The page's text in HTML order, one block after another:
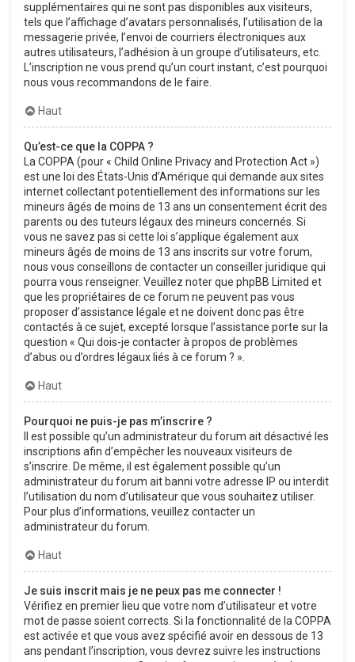
supplémentaires qui ne sont pas disponibles aux visiteurs,
tels que l’affichage d’avatars personnalisés, l’utilisation de la
messagerie privée, l’envoi de courriers électroniques aux
autres utilisateurs, l’adhésion à un groupe d’utilisateurs, etc.
L’inscription ne vous prend qu’un court instant, c’est pourquoi
nous vous recommandons de le faire.
Haut
Qu’est-ce que la COPPA ?
La COPPA (pour « Child Online Privacy and Protection Act »)
est une loi des États-Unis d’Amérique qui demande aux sites
internet collectant potentiellement des informations sur les
mineurs âgés de moins de 13 ans un consentement écrit des
parents ou des tuteurs légaux des mineurs concernés. Si
vous ne savez pas si cette loi s’applique également aux
mineurs âgés de moins de 13 ans inscrits sur votre forum,
nous vous conseillons de contacter un conseiller juridique qui
pourra vous renseigner. Veuillez noter que phpBB Limited et
que les propriétaires de ce forum ne peuvent pas vous
proposer d’assistance légale et ne doivent donc pas être
contactés à ce sujet, excepté lorsque l’assistance porte sur la
question « Qui dois-je contacter à propos de problèmes
d’abus ou d’ordres légaux liés à ce forum ? ».
Haut
Pourquoi ne puis-je pas m’inscrire ?
Il est possible qu’un administrateur du forum ait désactivé les
inscriptions afin d’empêcher les nouveaux visiteurs de
s’inscrire. De même, il est également possible qu’un
administrateur du forum ait banni votre adresse IP ou interdit
l’utilisation du nom d’utilisateur que vous souhaitez utiliser.
Pour plus d’informations, veuillez contacter un
administrateur du forum.
Haut
Je suis inscrit mais je ne peux pas me connecter !
Vérifiez en premier lieu que votre nom d’utilisateur et votre
mot de passe soient corrects. Si la fonctionnalité de la COPPA
est activée et que vous avez spécifié avoir en dessous de 13
ans pendant l’inscription, vous devrez suivre les instructions